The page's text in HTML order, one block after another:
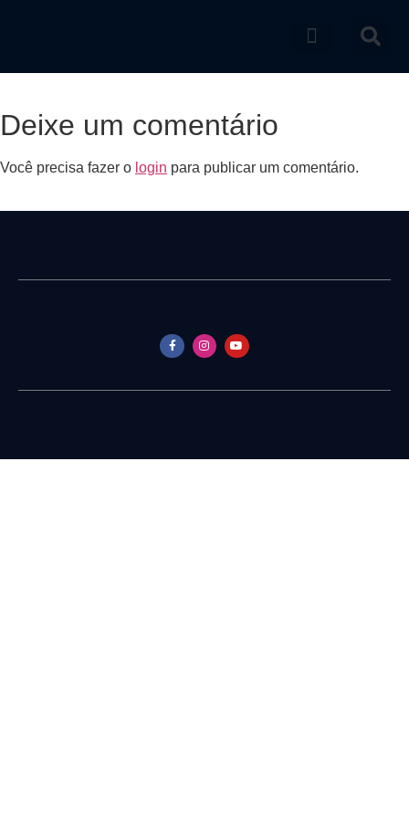
Deixe um comentário
Você precisa fazer o login para publicar um comentário.